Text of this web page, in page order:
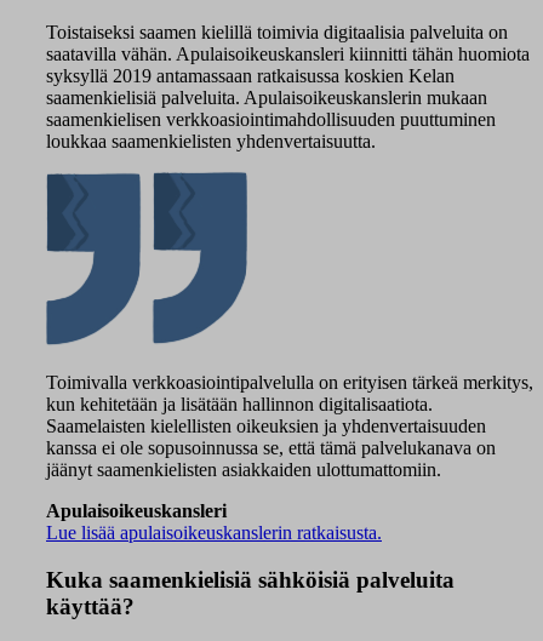
Toistaiseksi saamen kielillä toimivia digitaalisia palveluita on
saatavilla vähän. Apulaisoikeuskansleri kiinnitti tähän huomiota
syksyllä 2019 antamassaan ratkaisussa koskien Kelan
saamenkielisiä palveluita. Apulaisoikeuskanslerin mukaan
saamenkielisen verkkoasiointimahdollisuuden puuttuminen
loukkaa saamenkielisten yhdenvertaisuutta.
Toimivalla verkkoasiointipalvelulla on erityisen tärkeä merkitys,
kun kehitetään ja lisätään hallinnon digitalisaatiota.
Saamelaisten kielellisten oikeuksien ja yhdenvertaisuuden
kanssa ei ole sopusoinnussa se, että tämä palvelukanava on
jäänyt saamenkielisten asiakkaiden ulottumattomiin.
Apulaisoikeuskansleri
Lue lisää apulaisoikeuskanslerin ratkaisusta.
Kuka saamenkielisiä sähköisiä palveluita
käyttää?